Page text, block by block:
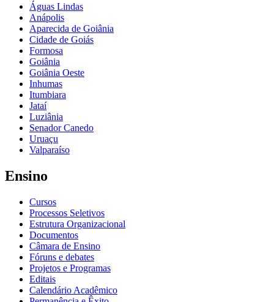
Águas Lindas
Anápolis
Aparecida de Goiânia
Cidade de Goiás
Formosa
Goiânia
Goiânia Oeste
Inhumas
Itumbiara
Jataí
Luziânia
Senador Canedo
Uruaçu
Valparaíso
Ensino
Cursos
Processos Seletivos
Estrutura Organizacional
Documentos
Câmara de Ensino
Fóruns e debates
Projetos e Programas
Editais
Calendário Acadêmico